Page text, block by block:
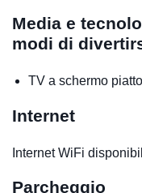
Media e
modi di
TV a schermo piatto
Internet
Internet WiFi
Parcheggio